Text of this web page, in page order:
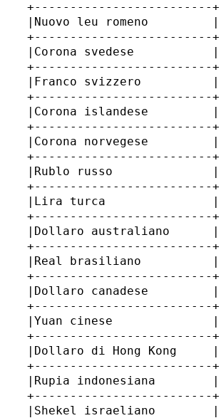
+-------------------------
|Nuovo leu romeno
+-------------------------
|Corona svedese
+-------------------------
|Franco svizzero
+-------------------------
|Corona islandese
+-------------------------
|Corona norvegese
+-------------------------
|Rublo russo
+-------------------------
|Lira turca
+-------------------------
|Dollaro australiano
+-------------------------
|Real brasiliano
+-------------------------
|Dollaro canadese
+-------------------------
|Yuan cinese
+-------------------------
|Dollaro di Hong Kong
+-------------------------
|Rupia indonesiana
+-------------------------
|Shekel israeliano